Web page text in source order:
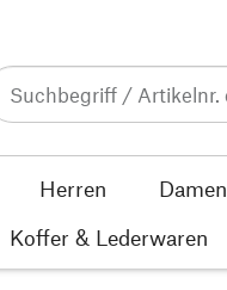
Herren Damen
Koffer & Lederwaren